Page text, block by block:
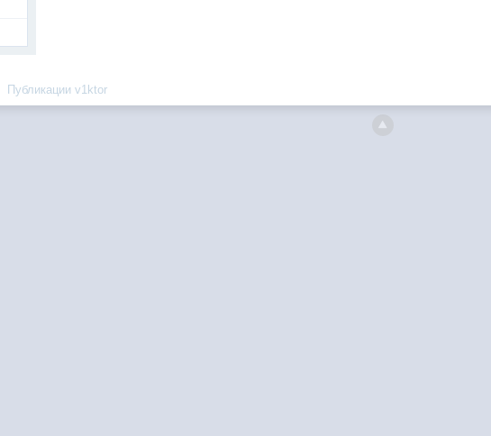
Публикации v1ktor